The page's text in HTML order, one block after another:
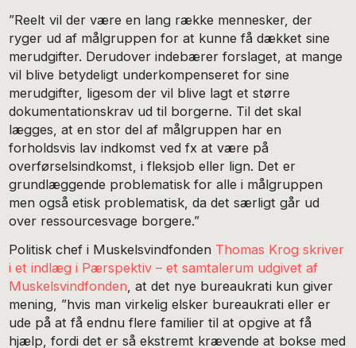
”Reelt vil der være en lang række mennesker, der
ryger ud af målgruppen for at kunne få dækket sine
merudgifter. Derudover indebærer forslaget, at mange
vil blive betydeligt underkompenseret for sine
merudgifter, ligesom der vil blive lagt et større
dokumentationskrav ud til borgerne. Til det skal
lægges, at en stor del af målgruppen har en
forholdsvis lav indkomst ved fx at være på
overførselsindkomst, i fleksjob eller lign. Det er
grundlæggende problematisk for alle i målgruppen
men også etisk problematisk, da det særligt går ud
over ressourcesvage borgere.”
Politisk chef i Muskelsvindfonden Thomas Krog skriver
i et indlæg i Pærspektiv – et samtalerum udgivet af
Muskelsvindfonden, at det nye bureaukrati kun giver
mening, ”hvis man virkelig elsker bureaukrati eller er
ude på at få endnu flere familier til at opgive at få
hjælp, fordi det er så ekstremt krævende at bokse med